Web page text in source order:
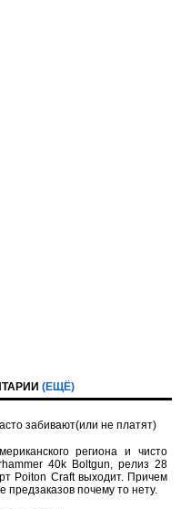
(ЕЩЁ)
забивают(или не платят)
региона и чисто
40k Boltgun, релиз 28
Poiton Сraft выходит. Причем
предзаказов почему то нету.